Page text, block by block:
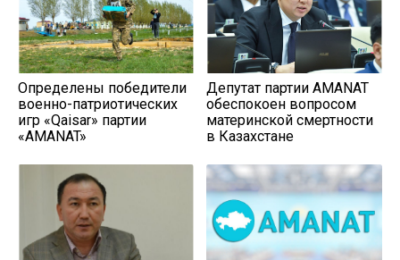
Определены победители
военно-патриотических
игр «Qaisar» партии
«AMANAT»
Депутат партии AMANAT
обеспокоен вопросом
материнской смертности
в Казахстане